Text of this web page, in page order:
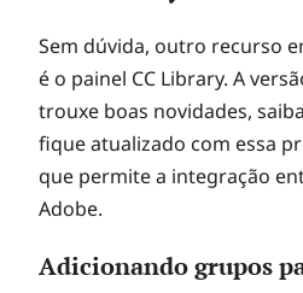
Sem dúvida, outro recurso
é o painel CC Library. A
trouxe boas novidades,
fique atualizado com essa
que permite a integração
Adobe.
Adicionando grupos